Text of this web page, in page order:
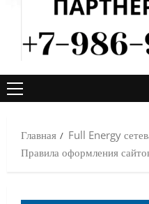
ОСНОВНОЕ
Главная
Full Energy
Правила оформления